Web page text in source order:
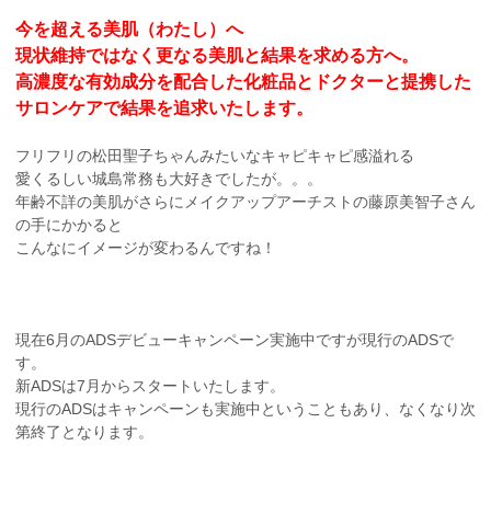
今を超える美肌（わたし）へ
現状維持ではなく更なる美肌と結果を求める方へ。
高濃度な有効成分を配合した化粧品とドクターと提携した
サロンケアで結果を追求いたします。
フリフリの松田聖子ちゃんみたいなキャピキャピ感溢れる
愛くるしい城島常務も大好きでしたが。。。
年齢不詳の美肌がさらにメイクアップアーチストの藤原美智子さん
の手にかかると
こんなにイメージが変わるんですね！
現在6月のADSデビューキャンペーン実施中ですが現行のADSで
す。
新ADSは7月からスタートいたします。
現行のADSはキャンペーンも実施中ということもあり、なくなり次
第終了となります。